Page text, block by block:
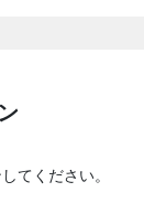
てください。